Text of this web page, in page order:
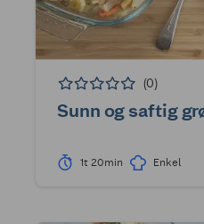
(0)
Sunn og saftig
1t 20min Enkel